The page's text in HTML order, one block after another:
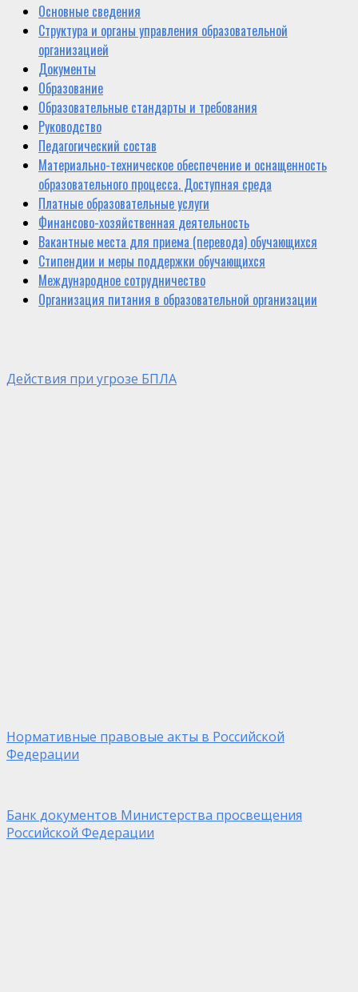
Основные сведения
Структура и органы управления образовательной
организацией
Документы
Образование
Образовательные стандарты и требования
Руководство
Педагогический состав
Материально-техническое обеспечение и оснащенность
образовательного процесса. Доступная среда
Платные образовательные услуги
Финансово-хозяйственная деятельность
Вакантные места для приема (перевода) обучающихся
Стипендии и меры поддержки обучающихся
Международное сотрудничество
Организация питания в образовательной организации
Действия при угрозе БПЛА
Нормативные правовые акты в Российской
Федерации
Банк документов Министерства просвещения
Российской Федерации